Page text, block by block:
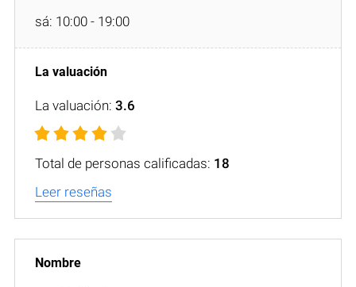
sá: 10:00 - 19:00
La valuación: 3.6
Total de personas calificadas: 18
Leer reseñas